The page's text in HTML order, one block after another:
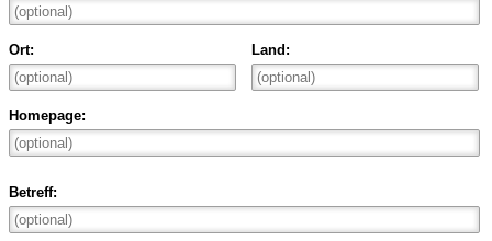
Ort: Land:
Homepage:
Betreff: